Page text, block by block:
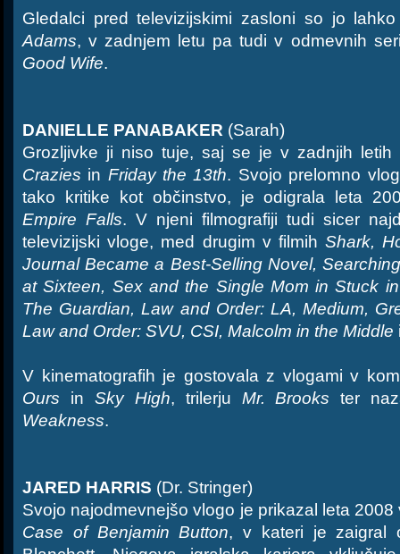
Gledalci pred televizijskimi zasloni so jo
Adams, v zadnjem letu pa tudi v odmevnih
Good Wife.
DANIELLE PANABAKER (Sarah)
Grozljivke ji niso tuje, saj se je v zadnjih
Crazies in Friday the 13th. Svojo prelomno
tako kritike kot občinstvo, je odigrala leta
Empire Falls. V njeni filmografiji tudi sicer
televizijski vloge, med drugim v filmihShark,
Journal Became a Best-Selling Novel,
at Sixteen, Sex and the Single Mom in Stuck
The Guardian, Law and Order: LA, Medium,
Law and Order: SVU, CSI, Malcolm in the Middle
V kinematografih je gostovala z vlogami v
Ours in Sky High, trilerju Mr. Brooks ter
Weakness.
JARED HARRIS (Dr. Stringer)
Svojo najodmevnejšo vlogo je prikazal leta
Case of Benjamin Button, v kateri je zaigral